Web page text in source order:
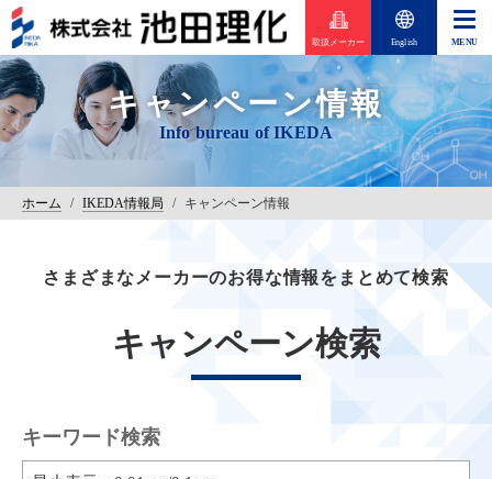
取扱メーカー English
キャンペーン情報
ホーム / IKEDA情報局 / キャンペーン情報
さまざまなメーカーのお得な情報をまとめて検索
キャンペーン検索
キーワード検索